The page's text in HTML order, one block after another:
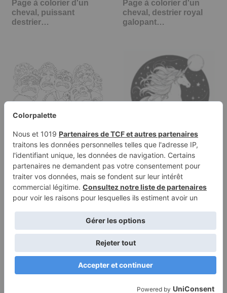
Page à colorier d'un
cheval, puissant
destrier…
Page à colorier d'un
cheval, destrier royal
galopant…
Catégories
Page à colorier d'une
licorne, destrier de
rêve…
Conditions
Politique de
confidentialité